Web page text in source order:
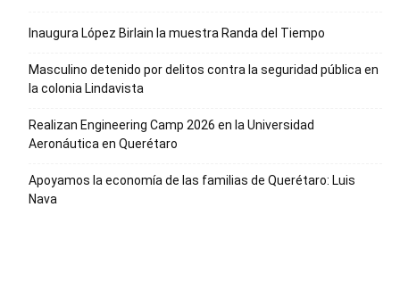
Inaugura López Birlain la muestra Randa del Tiempo
Masculino detenido por delitos contra la seguridad pública en
la colonia Lindavista
Realizan Engineering Camp 2026 en la Universidad
Aeronáutica en Querétaro
Apoyamos la economía de las familias de Querétaro: Luis
Nava